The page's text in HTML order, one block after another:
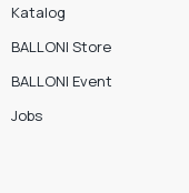
Katalog
BALLONI Store
BALLONI Event
Jobs